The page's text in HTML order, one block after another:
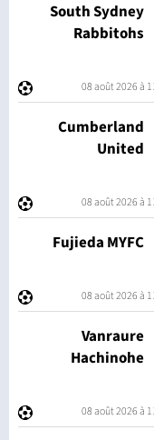
South Sydney
Rabbitohs
08 août 2026 à
Cumberland
United
08 août 2026 à
Fujieda MYFC
08 août 2026 à
Vanraure
Hachinohe
08 août 2026 à